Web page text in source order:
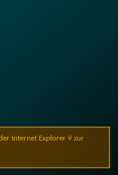
Internet Explorer 9 zur